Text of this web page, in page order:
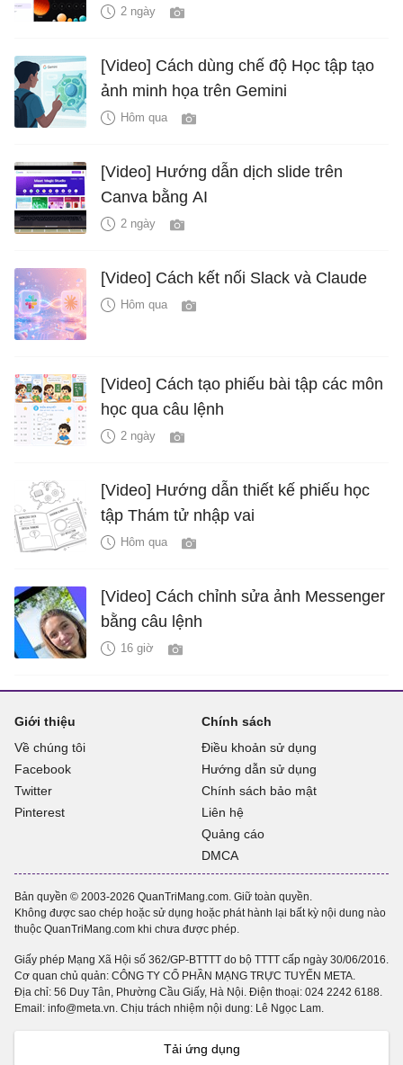
2 ngày
[Video] Cách dùng chế độ Học tập tạo
ảnh minh họa trên Gemini
Hôm qua
[Video] Hướng dẫn dịch slide trên
Canva bằng AI
2 ngày
[Video] Cách kết nối Slack và Claude
Hôm qua
[Video] Cách tạo phiếu bài tập các môn
học qua câu lệnh
2 ngày
[Video] Hướng dẫn thiết kế phiếu học
tập Thám tử nhập vai
Hôm qua
[Video] Cách chỉnh sửa ảnh Messenger
bằng câu lệnh
16 giờ
Giới thiệu
Về chúng tôi
Facebook
Twitter
Pinterest
Chính sách
Điều khoản sử dụng
Hướng dẫn sử dụng
Chính sách bảo mật
Liên hệ
Quảng cáo
DMCA
Bản quyền © 2003-2026 QuanTriMang.com. Giữ toàn quyền.
Không được sao chép hoặc sử dụng hoặc phát hành lại bất kỳ nội dung nào
thuộc QuanTriMang.com khi chưa được phép.
Giấy phép Mạng Xã Hội số 362/GP-BTTTT do bộ TTTT cấp ngày 30/06/2016.
Cơ quan chủ quản: CÔNG TY CỔ PHẦN MẠNG TRỰC TUYẾN META.
Địa chỉ: 56 Duy Tân, Phường Cầu Giấy, Hà Nội. Điện thoại: 024 2242 6188.
Email: info@meta.vn. Chịu trách nhiệm nội dung: Lê Ngọc Lam.
Tải ứng dụng